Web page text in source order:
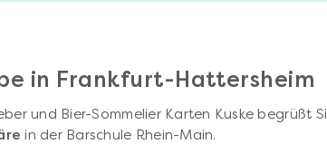
in Frankfurt-Hattersheim
und Bier-Sommelier Karten Kuske begrüßt
in der Barschule Rhein-Main.